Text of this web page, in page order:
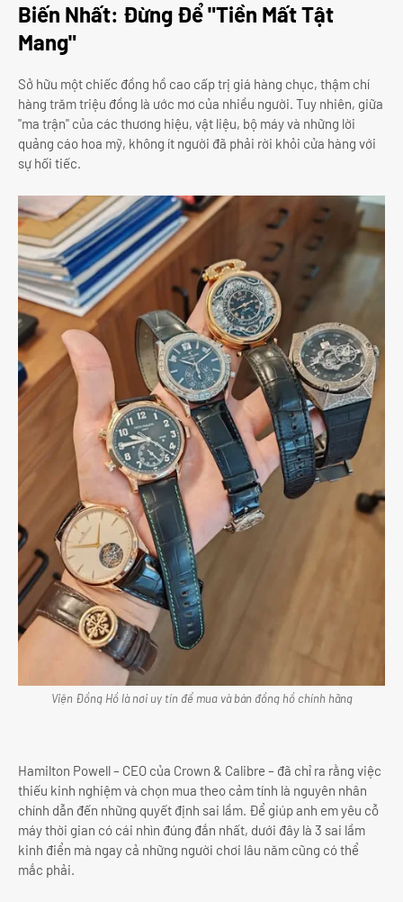
Biến Nhất: Đừng Để "Tiền Mất Tật
Mang"
Sở hữu một chiếc đồng hồ cao cấp trị giá hàng chục, thậm chí
hàng trăm triệu đồng là ước mơ của nhiều người. Tuy nhiên, giữa
"ma trận" của các thương hiệu, vật liệu, bộ máy và những lời
quảng cáo hoa mỹ, không ít người đã phải rời khỏi cửa hàng với
sự hối tiếc.
Viện Đồng Hồ là nơi uy tín để mua và bán đồng hồ chính hãng
Hamilton Powell – CEO của Crown & Calibre – đã chỉ ra rằng việc
thiếu kinh nghiệm và chọn mua theo cảm tính là nguyên nhân
chính dẫn đến những quyết định sai lầm. Để giúp anh em yêu cỗ
máy thời gian có cái nhìn đúng đắn nhất, dưới đây là 3 sai lầm
kinh điển mà ngay cả những người chơi lâu năm cũng có thể
mắc phải.